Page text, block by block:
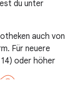
du unter
auch von
Für neuere
oder höher